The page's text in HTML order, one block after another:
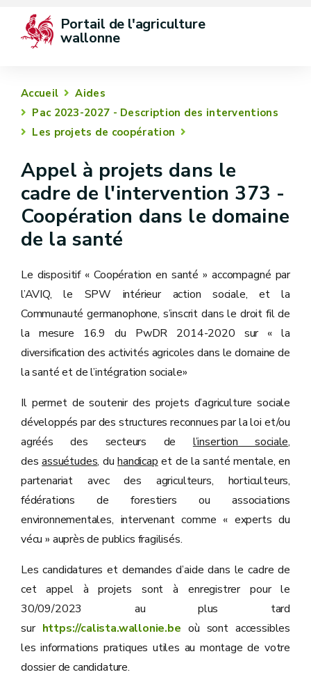
Portail de l'agriculture
wallonne
Accueil
Aides
Pac 2023-2027 - Description des interventions
Les projets de coopération
Appel à projets dans le
cadre de l'intervention 373 -
Coopération dans le domaine
de la santé
Le dispositif « Coopération en santé » accompagné par
l’AVIQ, le SPW intérieur action sociale, et la
Communauté germanophone, s’inscrit dans le droit fil de
la mesure 16.9 du PwDR 2014-2020 sur « la
diversification des activités agricoles dans le domaine de
la santé et de l’intégration sociale»
Il permet de soutenir des projets d’agriculture sociale
développés par des structures reconnues par la loi et/ou
agréés des secteurs de l’insertion sociale,
desassuétudes, duhandicap et de la santé mentale, en
partenariat avec des agriculteurs, horticulteurs,
fédérations de forestiers ou associations
environnementales, intervenant comme « experts du
vécu » auprès de publics fragilisés.
Les candidatures et demandes d’aide dans le cadre de
cet appel à projets sont à enregistrer pour le
30/09/2023 au plus tard
sur https://calista.wallonie.be où sont accessibles
les informations pratiques utiles au montage de votre
dossier de candidature.